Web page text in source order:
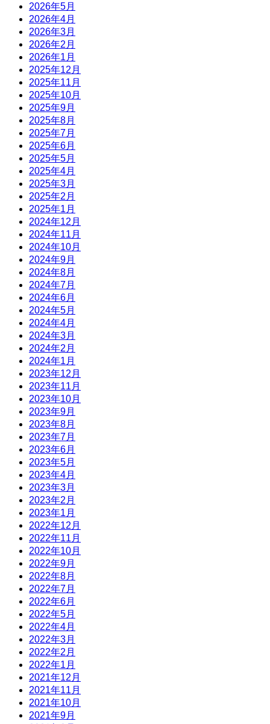
2026年5月
2026年4月
2026年3月
2026年2月
2026年1月
2025年12月
2025年11月
2025年10月
2025年9月
2025年8月
2025年7月
2025年6月
2025年5月
2025年4月
2025年3月
2025年2月
2025年1月
2024年12月
2024年11月
2024年10月
2024年9月
2024年8月
2024年7月
2024年6月
2024年5月
2024年4月
2024年3月
2024年2月
2024年1月
2023年12月
2023年11月
2023年10月
2023年9月
2023年8月
2023年7月
2023年6月
2023年5月
2023年4月
2023年3月
2023年2月
2023年1月
2022年12月
2022年11月
2022年10月
2022年9月
2022年8月
2022年7月
2022年6月
2022年5月
2022年4月
2022年3月
2022年2月
2022年1月
2021年12月
2021年11月
2021年10月
2021年9月